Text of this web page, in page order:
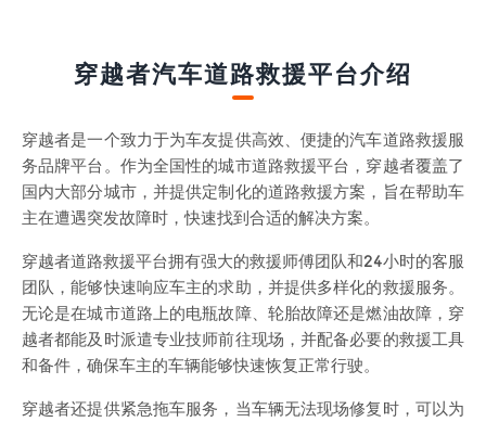
穿越者汽车道路救援平台介绍
穿越者是一个致力于为车友提供高效、便捷的汽车道路救援服
务品牌平台。作为全国性的城市道路救援平台，穿越者覆盖了
国内大部分城市，并提供定制化的道路救援方案，旨在帮助车
主在遭遇突发故障时，快速找到合适的解决方案。
穿越者道路救援平台拥有强大的救援师傅团队和24小时的客服
团队，能够快速响应车主的求助，并提供多样化的救援服务。
无论是在城市道路上的电瓶故障、轮胎故障还是燃油故障，穿
越者都能及时派遣专业技师前往现场，并配备必要的救援工具
和备件，确保车主的车辆能够快速恢复正常行驶。
穿越者还提供紧急拖车服务，当车辆无法现场修复时，可以为